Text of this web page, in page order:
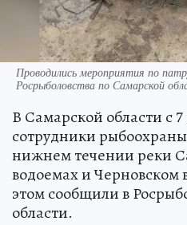
Проводились мероприятия по
Росрыболовства по Самарской
В Самарской области с 7
сотрудники
нижнем течении реки
водоемах и
этом сообщили в
области.